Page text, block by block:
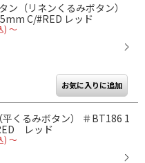
ン（リネンくるみボタン）
C/#RED レッド
) ～
平くるみボタン） ＃BT186 1
レッド
) ～